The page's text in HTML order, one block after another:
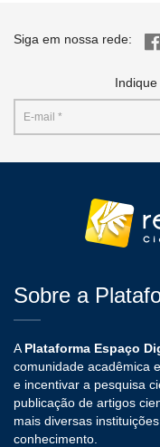
Siga em nossa rede:
Sobre a
A Plataforma Espaço
comunidade acadêmica
e incentivar a pesquisa
publicação de artigos
mais diversas
conhecimento.